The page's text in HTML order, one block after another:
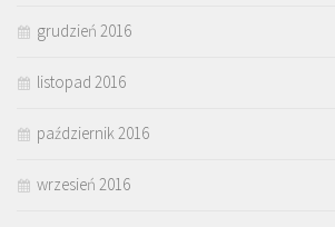
grudzień 2016
listopad 2016
październik 2016
wrzesień 2016